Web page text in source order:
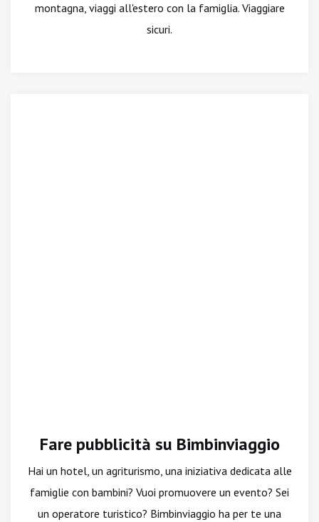
montagna, viaggi all'estero con la famiglia. Viaggiare
sicuri.
Fare pubblicità su Bimbinviaggio
Hai un hotel, un agriturismo, una iniziativa dedicata alle
famiglie con bambini? Vuoi promuovere un evento? Sei
un operatore turistico? Bimbinviaggio ha per te una